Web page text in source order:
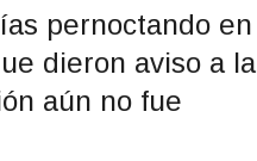
pernoctando en
dieron aviso a la
aún no fue